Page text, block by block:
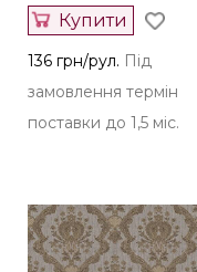
Купити
136 грн/рул. Під
замовлення термін
поставки до 1,5 міс.